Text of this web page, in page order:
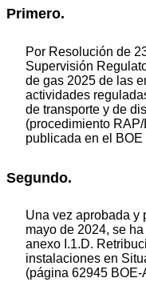
Primero.
Por Resolución de
Supervisión
de gas 2025 de las
actividades
de transporte y de
(procedimiento
publicada en el
Segundo.
Una vez aprobada y
mayo de 2024, se
anexo I.1.D.
instalaciones en
(página 62945